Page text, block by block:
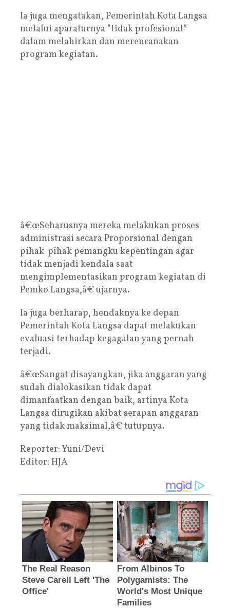
Ia juga mengatakan, Pemerintah Kota Langsa
melalui aparaturnya “tidak profesional”
dalam melahirkan dan merencanakan
program kegiatan.
â€œSeharusnya mereka melakukan proses
administrasi secara Proporsional dengan
pihak-pihak pemangku kepentingan agar
tidak menjadi kendala saat
mengimplementasikan program kegiatan di
Pemko Langsa,â€ ujarnya.
Ia juga berharap, hendaknya ke depan
Pemerintah Kota Langsa dapat melakukan
evaluasi terhadap kegagalan yang pernah
terjadi.
â€œSangat disayangkan, jika anggaran yang
sudah dialokasikan tidak dapat
dimanfaatkan dengan baik, artinya Kota
Langsa dirugikan akibat serapan anggaran
yang tidak maksimal,â€ tutupnya.
Reporter: Yuni/Devi
Editor: HJA